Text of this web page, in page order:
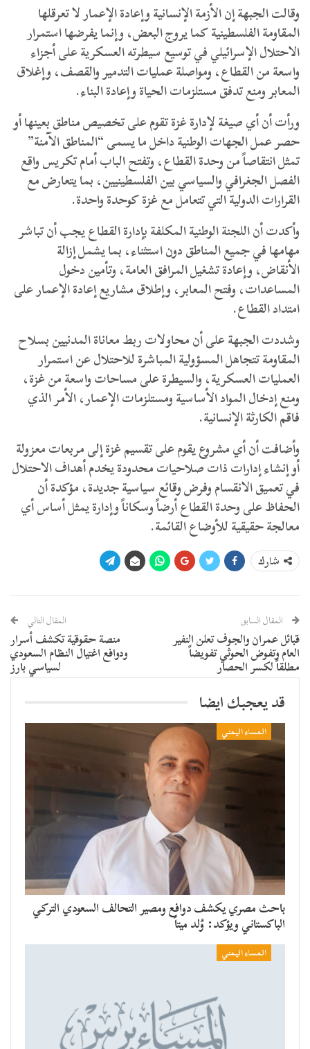
وقالت الجبهة إن الأزمة الإنسانية وإعادة الإعمار لا تعرقلها
المقاومة الفلسطينية كما يروج البعض، وإنما يفرضها استمرار
الاحتلال الإسرائيلي في توسيع سيطرته العسكرية على أجزاء
واسعة من القطاع، ومواصلة عمليات التدمير والقصف، وإغلاق
المعابر ومنع تدفق مستلزمات الحياة وإعادة البناء.
ورأت أن أي صيغة لإدارة غزة تقوم على تخصيص مناطق بعينها أو
حصر عمل الجهات الوطنية داخل ما يسمى “المناطق الآمنة”
تمثل انتقاصاً من وحدة القطاع، وتفتح الباب أمام تكريس واقع
الفصل الجغرافي والسياسي بين الفلسطينيين، بما يتعارض مع
القرارات الدولية التي تتعامل مع غزة كوحدة واحدة.
وأكدت أن اللجنة الوطنية المكلفة بإدارة القطاع يجب أن تباشر
مهامها في جميع المناطق دون استثناء، بما يشمل إزالة
الأنقاض، وإعادة تشغيل المرافق العامة، وتأمين دخول
المساعدات، وفتح المعابر، وإطلاق مشاريع إعادة الإعمار على
امتداد القطاع.
وشددت الجبهة على أن محاولات ربط معاناة المدنيين بسلاح
المقاومة تتجاهل المسؤولية المباشرة للاحتلال عن استمرار
العمليات العسكرية، والسيطرة على مساحات واسعة من غزة،
ومنع إدخال المواد الأساسية ومستلزمات الإعمار، الأمر الذي
فاقم الكارثة الإنسانية.
وأضافت أن أي مشروع يقوم على تقسيم غزة إلى مربعات معزولة
أو إنشاء إدارات ذات صلاحيات محدودة يخدم أهداف الاحتلال
في تعميق الانقسام وفرض وقائع سياسية جديدة، مؤكدة أن
الحفاظ على وحدة القطاع أرضاً وسكاناً وإدارة يمثل أساس أي
معالجة حقيقية للأوضاع القائمة.
شارك
المقال السابق
قبائل عمران والجوف تعلن النفير
العام وتفوض الحوثي تفويضاً
مطلقاً لكسر الحصار
المقال التالي
منصة حقوقية تكشف أسرار
ودوافع اغتيال النظام السعودي
لسياسي بارز
قد يعجبك ايضا
المساء اليمني
باحث مصري يكشف دوافع ومصير التحالف السعودي التركي
الباكستاني ويؤكد: وُلد ميتاً
المساء اليمني